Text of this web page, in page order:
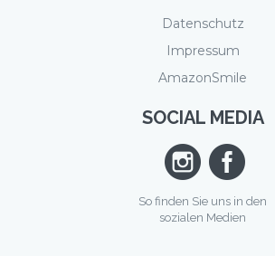
Datenschutz
Impressum
AmazonSmile
SOCIAL MEDIA
So finden Sie uns in den
sozialen Medien